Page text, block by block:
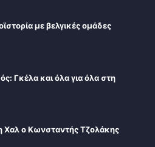
με βελγικές ομάδες
Γκέλα και όλα για όλα στη
Χαλ ο Κωνσταντής Τζολάκης